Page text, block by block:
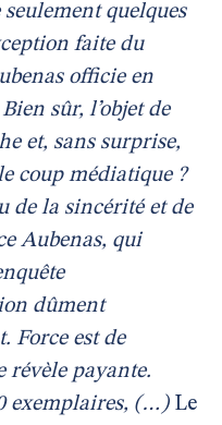
quelques
faite du
officie en
sûr, l’objet de
et, sans surprise,
coup médiatique ?
de la sincérité et de
Aubenas, qui
dûment
Force est de
révèle payante.
exemplaires, (…) Le